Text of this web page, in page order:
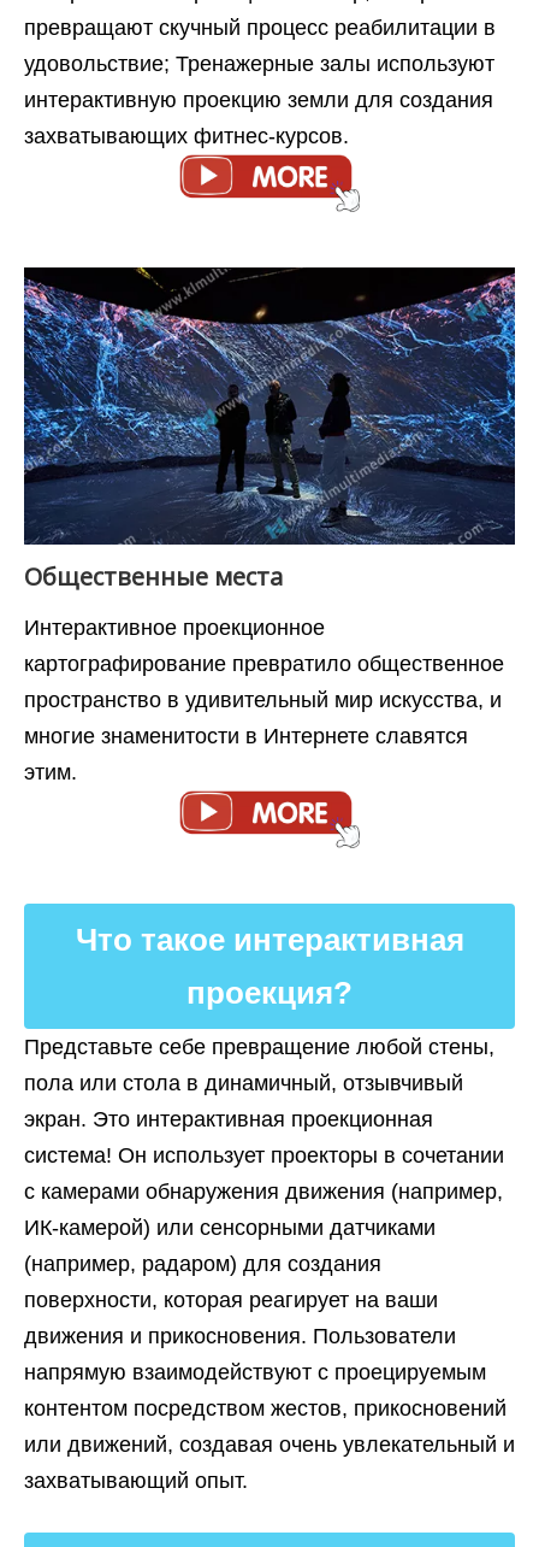
превращают скучный процесс реабилитации в
удовольствие; Тренажерные залы используют
интерактивную проекцию земли для создания
захватывающих фитнес-курсов.
Общественные места
Интерактивное проекционное
картографирование превратило общественное
пространство в удивительный мир искусства, и
многие знаменитости в Интернете славятся
этим.
Что такое интерактивная
проекция?
Представьте себе превращение любой стены,
пола или стола в динамичный, отзывчивый
экран. Это интерактивная проекционная
система! Он использует проекторы в сочетании
с камерами обнаружения движения (например,
ИК-камерой) или сенсорными датчиками
(например, радаром) для создания
поверхности, которая реагирует на ваши
движения и прикосновения. Пользователи
напрямую взаимодействуют с проецируемым
контентом посредством жестов, прикосновений
или движений, создавая очень увлекательный и
захватывающий опыт.